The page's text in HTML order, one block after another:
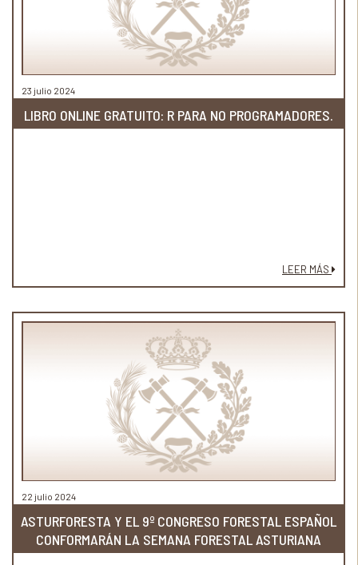
23 julio 2024
LIBRO ONLINE GRATUITO: R PARA NO PROGRAMADORES.
LEER MÁS
22 julio 2024
ASTURFORESTA Y EL 9º CONGRESO FORESTAL ESPAÑOL
CONFORMARÁN LA SEMANA FORESTAL ASTURIANA